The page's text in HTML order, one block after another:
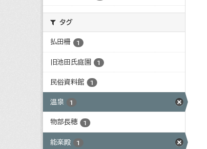
タグ
払田柵 1
旧池田氏庭園 1
民俗資料館 1
温泉 1
物部長穂 1
能楽殿 1